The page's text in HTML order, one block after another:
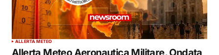
ALLERTA METEO
Allerta Meteo Aeronautica Militare, Ondata